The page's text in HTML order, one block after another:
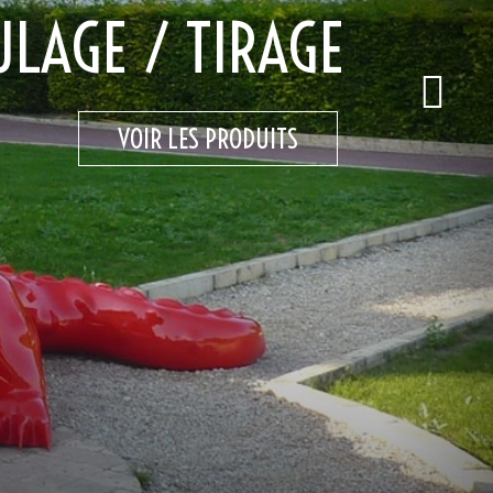
/ TIRAGE
VOIR LES PRODUITS